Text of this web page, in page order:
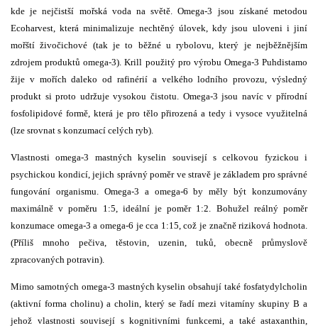
kde je nejčistší mořská voda na světě. Omega-3 jsou získané metodou
Ecoharvest, která minimalizuje nechtěný úlovek, kdy jsou uloveni i jiní
mořští živočichové (tak je to běžné u rybolovu, který je nejběžnějším
zdrojem produktů omega-3). Krill použitý pro výrobu Omega-3 Puhdistamo
žije v mořích daleko od rafinérií a velkého lodního provozu, výsledný
produkt si proto udržuje vysokou čistotu. Omega-3 jsou navíc v přírodní
fosfolipidové formě, která je pro tělo přirozená a tedy i vysoce využitelná
(lze srovnat s konzumací celých ryb).
Vlastnosti omega-3 mastných kyselin souvisejí s celkovou fyzickou i
psychickou kondicí, jejich správný poměr ve stravě je základem pro správné
fungování organismu. Omega-3 a omega-6 by měly být konzumovány
maximálně v poměru 1:5, ideální je poměr 1:2. Bohužel reálný poměr
konzumace omega-3 a omega-6 je cca 1:15, což je značně riziková hodnota.
(Příliš mnoho pečiva, těstovin, uzenin, tuků, obecně průmyslově
zpracovaných potravin).
Mimo samotných omega-3 mastných kyselin obsahují také fosfatydylcholin
(aktivní forma cholinu) a cholin, který se řadí mezi vitamíny skupiny B a
jehož vlastnosti souvisejí s kognitivními funkcemi, a také astaxanthin,